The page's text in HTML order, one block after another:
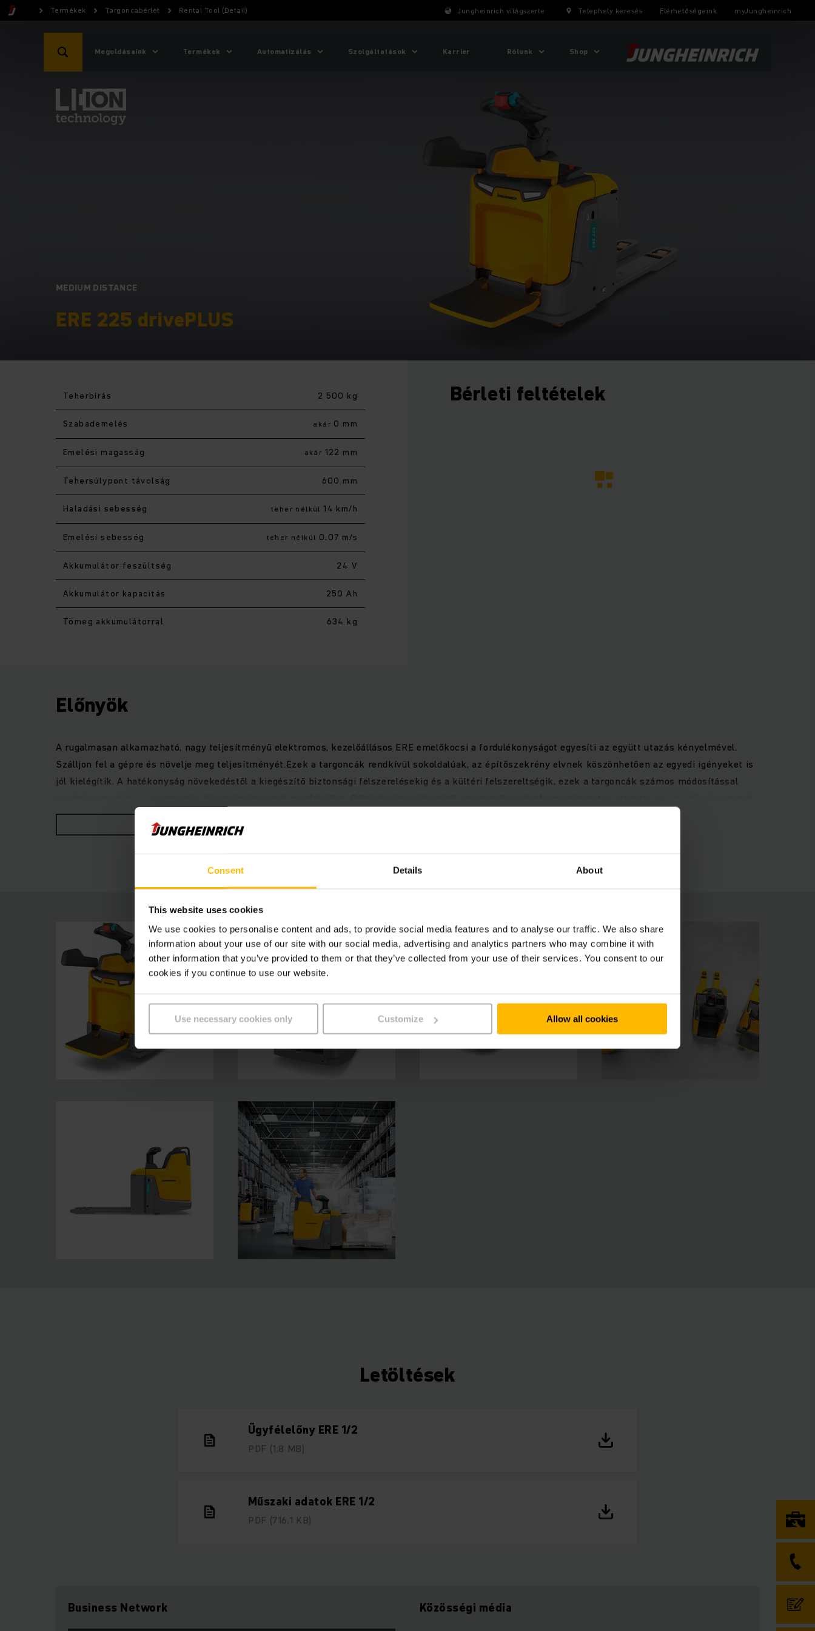
Consent Details About
This website uses cookies
We use cookies to personalise content and ads, to provide social media features and to analyse our traffic. We also share
information about your use of our site with our social media, advertising and analytics partners who may combine it with
other information that you’ve provided to them or that they’ve collected from your use of their services. You consent to our
cookies if you continue to use our website.
Use necessary cookies only Customize Allow all cookies
Termékek Targoncabérlet Rental Tool (Detail) Jungheinrich világszerte Telephely keresés Elérhetőségeink myJungheinrich
Megoldásaink Termékek Automatizálás Szolgáltatások Karrier Rólunk Shop
MEDIUM DISTANCE
ERE 225 drivePLUS
Teherbírás 2 500 kg
Szabademelés akár 0 mm
Emelési magasság akár 122 mm
Tehersúlypont távolság 600 mm
Haladási sebesség teher nélkül 14 km/h
Emelési sebesség teher nélkül 0,07 m/s
Akkumulátor feszültség 24 V
Akkumulátor kapacitás 250 Ah
Tömeg akkumulátorral 634 kg
Bérleti feltételek
Előnyök
A rugalmasan alkamazható, nagy teljesítményű elektromos, kezelőállásos ERE emelőkocsi a fordulékonyságot egyesíti az együtt utazás kényelmével.
Szálljon fel a gépre és növelje meg teljesítményét.Ezek a targoncák rendkívül sokoldalúak, az építőszekrény elvnek köszönhetően az egyedi igényeket is
jól kielégítik. A hatékonyság növekedéstől a kiegészítő biztonsági felszerelésekig és a kültéri felszereltségik, ezek a targoncák számos módosítással
megfelelően. A nagy sebességet és gyorsulást az ERE targonca esetén egy nagy teljesítményú hajtás koncepció és a maximális rakodási teljesítmény
biztosítja akár 33 százalék energiát megtakarítva. Váltóáramú motorjaink ehhez nagy teljesítményt és gyors reakciót biztosítanak a fordulékonyság
TÖBBET MUTASSON
Letöltések
Ügyfélelőny ERE 1/2
PDF (1,8 MB)
Műszaki adatok ERE 1/2
PDF (716,1 KB)
Business Network Közösségi média